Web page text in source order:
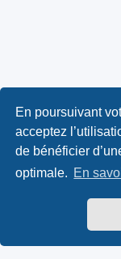
En poursuivant
acceptez
de bénéficier
optimale. En